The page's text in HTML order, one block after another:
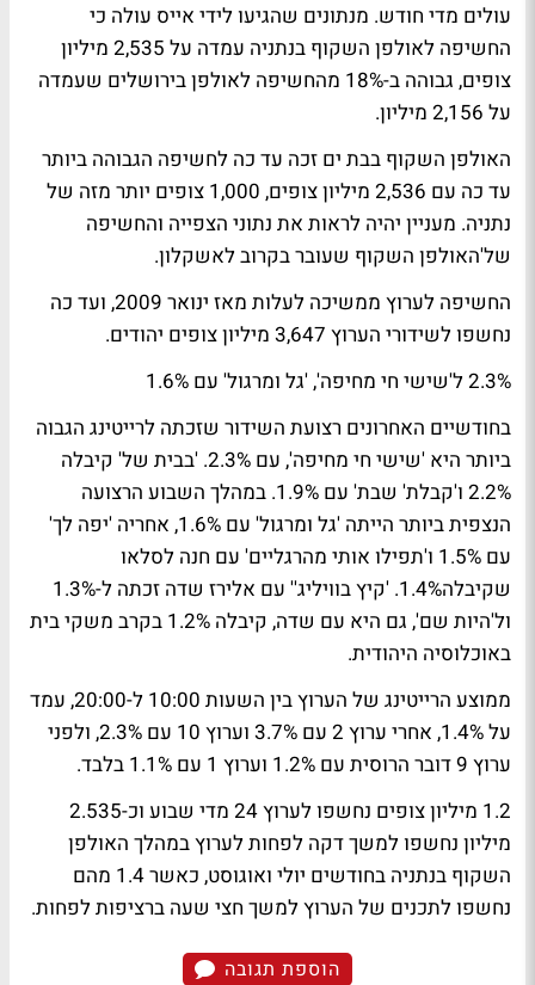
עולים מדי חודש. מנתונים שהגיעו לידי אייס עולה כי
החשיפה לאולפן השקוף בנתניה עמדה על 2,535 מיליון
צופים, גבוהה ב-18% מהחשיפה לאולפן בירושלים שעמדה
על 2,156 מיליון.
האולפן השקוף בבת ים זכה עד כה לחשיפה הגבוהה ביותר
עד כה עם 2,536 מיליון צופים, 1,000 צופים יותר מזה של
נתניה. מעניין יהיה לראות את נתוני הצפייה והחשיפה
של'האולפן השקוף שעובר בקרוב לאשקלון.
החשיפה לערוץ ממשיכה לעלות מאז ינואר 2009, ועד כה
נחשפו לשידורי הערוץ 3,647 מיליון צופים יהודים.
2.3% ל'שישי חי מחיפה', 'גל ומרגול' עם 1.6%
בחודשיים האחרונים רצועת השידור שזכתה לרייטינג הגבוה
ביותר היא 'שישי חי מחיפה', עם 2.3%. 'בבית של' קיבלה
2.2% ו'קבלת' שבת' עם 1.9%. במהלך השבוע הרצועה
הנצפית ביותר הייתה 'גל ומרגול' עם 1.6%, אחריה 'יפה לך'
עם 1.5% ו'תפילו אותי מהרגליים' עם חנה לסלאו
שקיבלה1.4%. 'קיץ בוויליג'' עם אלירז שדה זכתה ל-1.3%
ול'היות שם', גם היא עם שדה, קיבלה 1.2% בקרב משקי בית
באוכלוסיה היהודית.
ממוצע הרייטינג של הערוץ בין השעות 10:00 ל-20:00, עמד
על 1.4%, אחרי ערוץ 2 עם 3.7% וערוץ 10 עם 2.3%, ולפני
ערוץ 9 דובר הרוסית עם 1.2% וערוץ 1 עם 1.1% בלבד.
1.2 מיליון צופים נחשפו לערוץ 24 מדי שבוע וכ-2.535
מיליון נחשפו למשך דקה לפחות לערוץ במהלך האולפן
השקוף בנתניה בחודשים יולי ואוגוסט, כאשר 1.4 מהם
נחשפו לתכנים של הערוץ למשך חצי שעה ברציפות לפחות.
הוספת תגובה